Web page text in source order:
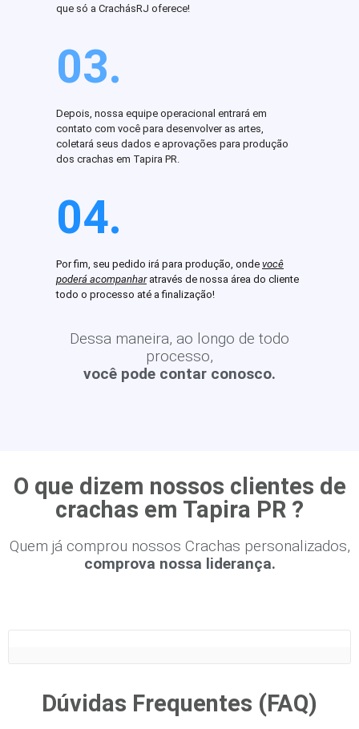
que só a CrachásRJ oferece!
03.
Depois, nossa equipe operacional entrará em
contato com você para desenvolver as artes,
coletará seus dados e aprovações para produção
dos crachas em Tapira PR.
04.
Por fim, seu pedido irá para produção, onde você
poderá acompanharatravés de nossa área do cliente
todo o processo até a finalização!
Dessa maneira, ao longo de todo
processo,
você pode contar conosco.
O que dizem nossos clientes de
crachas em Tapira PR ?
Quem já comprou nossos Crachas personalizados,
comprova nossa liderança.
Dúvidas Frequentes (FAQ)